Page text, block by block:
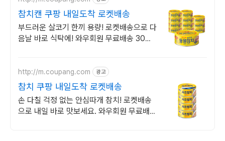
참치캔 쿠팡 내일도착 로켓배송
부드러운 살코기 한끼 용량! 로켓배송으로 다
음날 바로 식탁에! 와우회원 무료배송 30일
http://m.coupang.com 광고
참치 쿠팡 내일도착 로켓배송
손 다칠 걱정 없는 안심따개 참치! 로켓배송
으로 내일 바로 맛보세요. 와우회원 무료배